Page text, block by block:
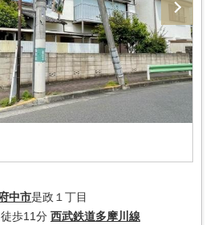
中市是政１丁目
徒歩11分 西武鉄道多摩川線